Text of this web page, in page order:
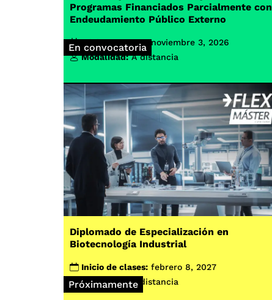
En convocatoria
Programas Financiados Parcialmente con
Endeudamiento Público Externo
Inicio de clases: noviembre 3, 2026
Modalidad: A distancia
Próximamente
Diplomado de Especialización en
Biotecnología Industrial
Inicio de clases: febrero 8, 2027
Modalidad: A distancia